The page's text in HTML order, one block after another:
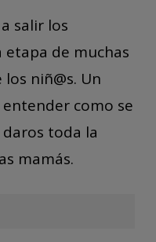
nos indica
definitivos
malposición.
es el
oral,
salir los
etapa de muchas
niñ@s. Un
como se
toda la
mamás.